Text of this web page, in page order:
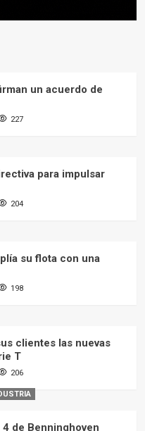
un acuerdo de
227
para impulsar
204
su flota con una
198
clientes las nuevas
T
206
de Benninghoven